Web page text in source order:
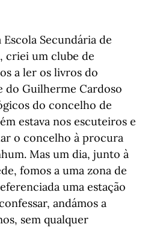
Escola Secundária de
criei um clube de
a ler os livros do
do Guilherme Cardoso
do concelho de
estava nos escuteiros e
o concelho à procura
Mas um dia, junto à
fomos a uma zona de
uma estação
andámos a
sem qualquer